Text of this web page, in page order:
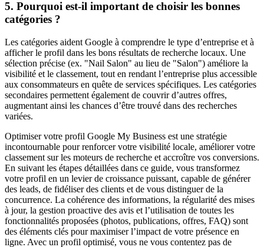
5. Pourquoi est-il important de choisir les bonnes
catégories ?
Les catégories aident Google à comprendre le type d’entreprise et à
afficher le profil dans les bons résultats de recherche locaux. Une
sélection précise (ex. "Nail Salon" au lieu de "Salon") améliore la
visibilité et le classement, tout en rendant l’entreprise plus accessible
aux consommateurs en quête de services spécifiques. Les catégories
secondaires permettent également de couvrir d’autres offres,
augmentant ainsi les chances d’être trouvé dans des recherches
variées.
Optimiser votre profil Google My Business est une stratégie
incontournable pour renforcer votre visibilité locale, améliorer votre
classement sur les moteurs de recherche et accroître vos conversions.
En suivant les étapes détaillées dans ce guide, vous transformez
votre profil en un levier de croissance puissant, capable de générer
des leads, de fidéliser des clients et de vous distinguer de la
concurrence. La cohérence des informations, la régularité des mises
à jour, la gestion proactive des avis et l’utilisation de toutes les
fonctionnalités proposées (photos, publications, offres, FAQ) sont
des éléments clés pour maximiser l’impact de votre présence en
ligne. Avec un profil optimisé, vous ne vous contentez pas de